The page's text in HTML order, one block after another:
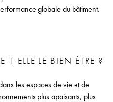
globale du bâtiment.
T-ELLE LE BIEN-ÊTRE ?
les espaces de vie et de
plus apaisants, plus